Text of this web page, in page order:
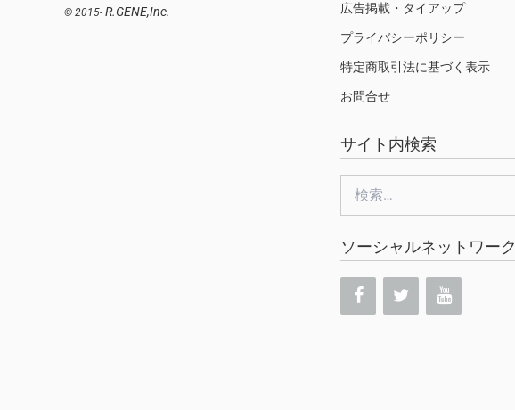
© 2015- R.GENE,Inc. 広告掲載・タイアップ
プライバシーポリシー
特定商取引法に基づく表示
お問合せ
サイト内検索
索:
ソーシャルネットワーク